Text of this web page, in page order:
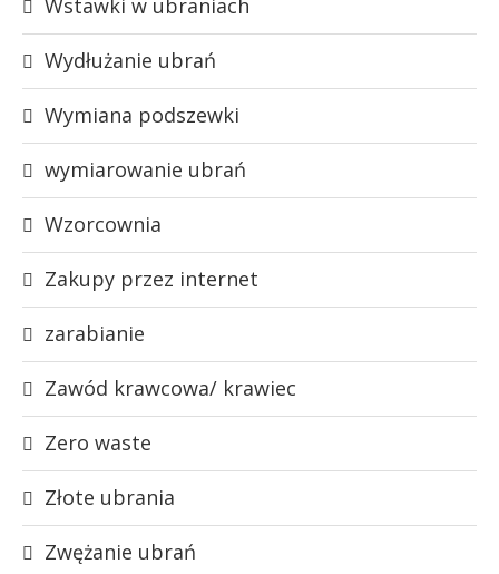
Wydłużanie ubrań
Wymiana podszewki
wymiarowanie ubrań
Wzorcownia
Zakupy przez internet
zarabianie
Zawód krawcowa/ krawiec
Zero waste
Złote ubrania
Zwężanie ubrań